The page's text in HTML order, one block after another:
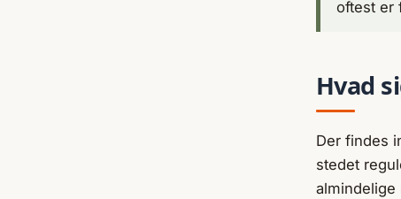
oftest er
Hvad
Der findes
stedet
almindelige